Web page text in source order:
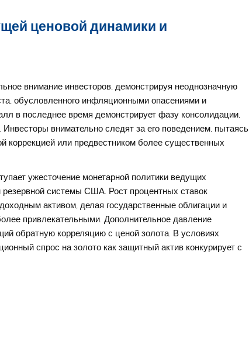
ценовой динамики и
внимание инвесторов, демонстрируя неоднозначную
обусловленного инфляционными опасениями и
в последнее время демонстрирует фазу консолидации,
внимательно следят за его поведением, пытаясь
коррекцией или предвестником более существенных
ужесточение монетарной политики ведущих
системы США. Рост процентных ставок
активом, делая государственные облигации и
привлекательными. Дополнительное давление
обратную корреляцию с ценой золота. В условиях
спрос на золото как защитный актив конкурирует с